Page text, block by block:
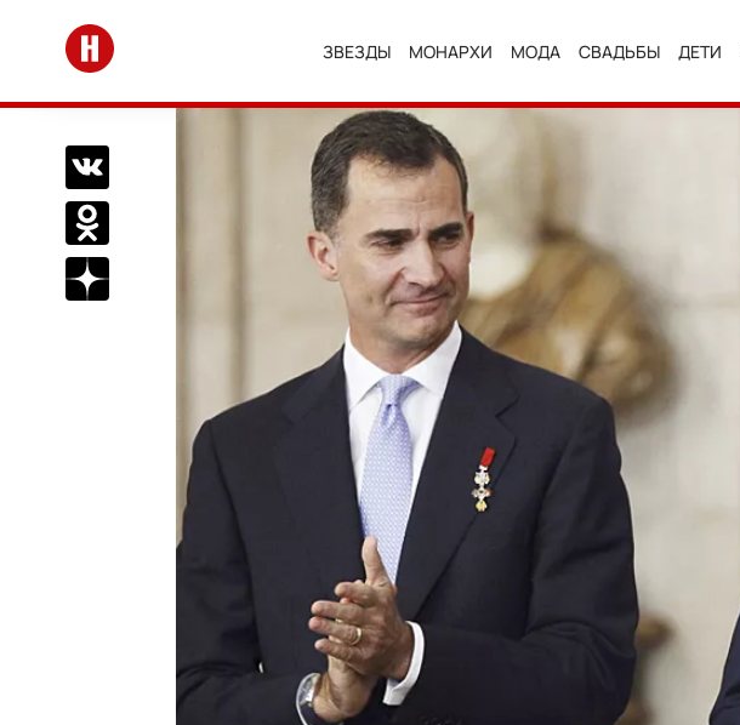
Перейти на главную
ЗВЕЗДЫ МОНАРХИ МОДА СВАДЬБЫ ДЕТИ
Поделиться Вконтакте
Поделиться в Одноклассниках
Подписаться на нас в Дзен